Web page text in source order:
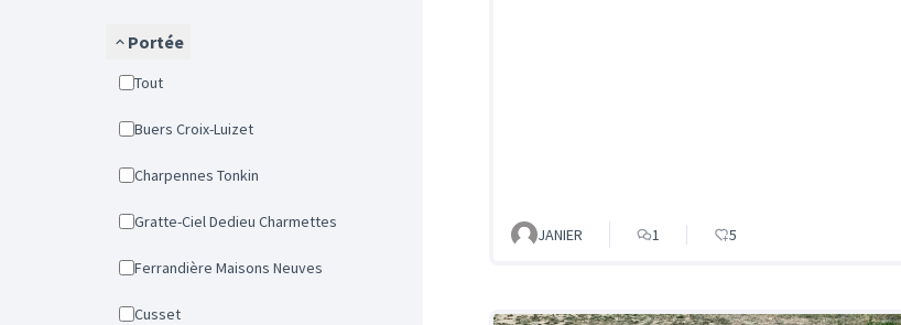
Portée
Tout
Buers Croix-Luizet
Charpennes Tonkin
Gratte-Ciel Dedieu Charmettes
Ferrandière Maisons Neuves
Cusset
JANIER 1 5